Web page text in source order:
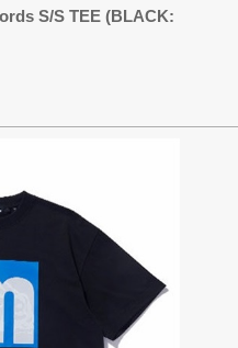
S/S TEE (BLACK: